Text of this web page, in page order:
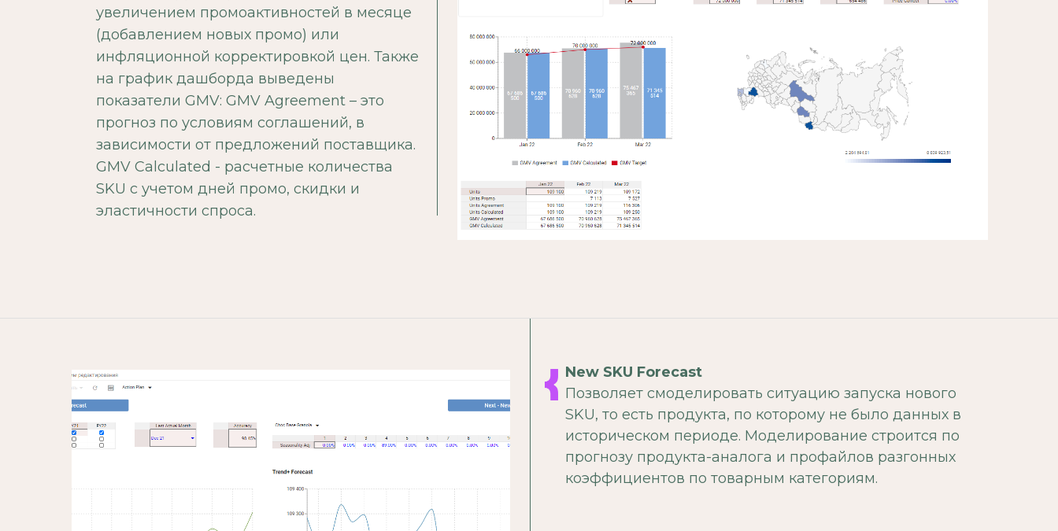
увеличением промоактивностей в месяце
(добавлением новых промо) или
инфляционной корректировкой цен. Также
на график дашборда выведены
показатели GMV: GMV Agreement – это
прогноз по условиям соглашений, в
зависимости от предложений поставщика.
GMV Calculated - расчетные количества
SKU с учетом дней промо, скидки и
эластичности спроса.
New SKU Forecast
Позволяет смоделировать ситуацию запуска нового
SKU, то есть продукта, по которому не было данных в
историческом периоде. Моделирование строится по
прогнозу продукта-аналога и профайлов разгонных
коэффициентов по товарным категориям.